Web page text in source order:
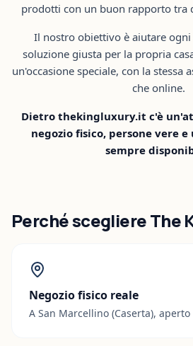
prodotti con un buon rapporto tra
Il nostro obiettivo è aiutare
soluzione giusta per la propria
un'occasione speciale, con la stessa
che online.
Dietro thekingluxury.it c'è
negozio fisico, persone vere
sempre
Perché scegliere The
Negozio fisico reale
A San Marcellino (Caserta),